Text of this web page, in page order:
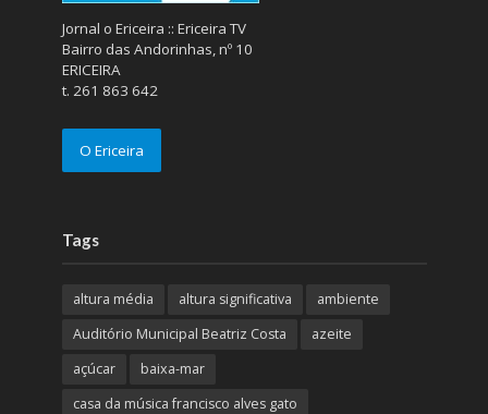
Jornal o Ericeira :: Ericeira TV
Bairro das Andorinhas, nº 10
ERICEIRA
t. 261 863 642
O Ericeira
Tags
altura média altura significativa
ambiente
Auditório Municipal Beatriz Costa
azeite
açúcar
baixa-mar
casa da música francisco alves gato